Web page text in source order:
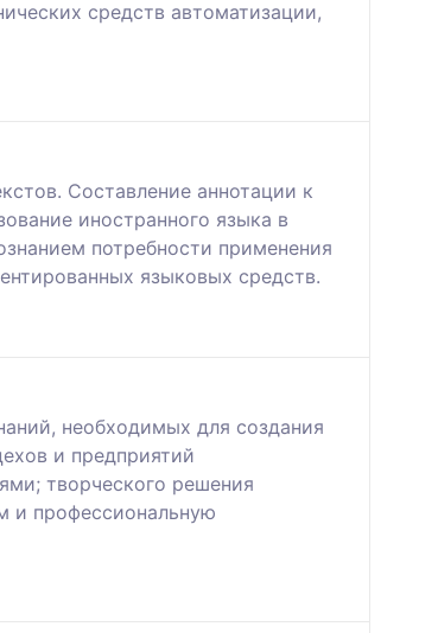
средств автоматизации,
Составление аннотации к
иностранного языка в
потребности применения
языковых средств.
необходимых для создания
и предприятий
творческого решения
и профессиональную